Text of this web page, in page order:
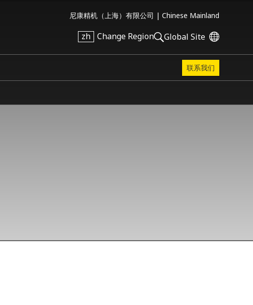
尼康精机（上海）有限公司 | Chinese Mainland
zh Change Region Global Site
联系我们